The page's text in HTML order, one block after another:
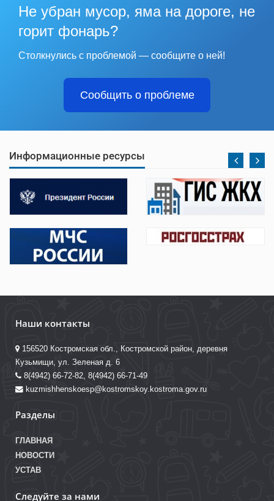
Не убран мусор, яма на дороге, не
горит фонарь?
Столкнулись с проблемой — сообщите о ней!
Сообщить о проблеме
Информационные ресурсы
Наши контакты
156520 Костромская обл., Костромской район, деревня
Кузьмищи, ул. Зеленая д. 6
8(4942) 66-72-82, 8(4942) 66-71-49
kuzmishhenskoesp@kostromskoy.kostroma.gov.ru
Разделы
ГЛАВНАЯ
НОВОСТИ
УСТАВ
Следуйте за нами